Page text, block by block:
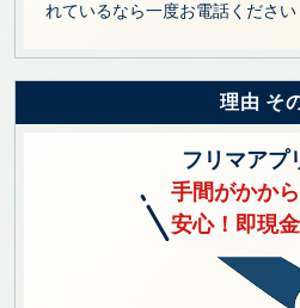
れているなら一度お電話ください
理由 そ
フリマアプ
手間がかから
安心！即現